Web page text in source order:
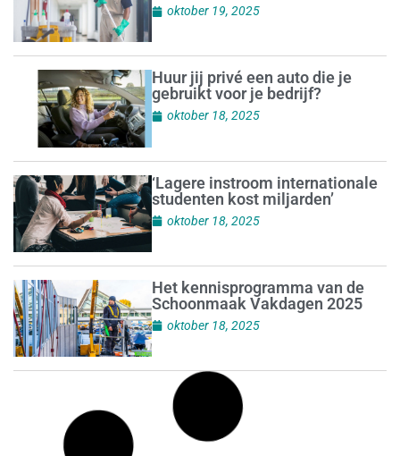
oktober 19, 2025
Huur jij privé een auto die je
gebruikt voor je bedrijf?
oktober 18, 2025
‘Lagere instroom internationale
studenten kost miljarden’
oktober 18, 2025
Het kennisprogramma van de
Schoonmaak Vakdagen 2025
oktober 18, 2025